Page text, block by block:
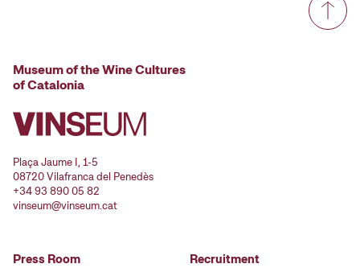
Museum of the Wine Cultures
of Catalonia
Plaça Jaume I, 1-5
08720 Vilafranca del Penedès
+34 93 890 05 82
vinseum@vinseum.cat
Press Room
Recruitment